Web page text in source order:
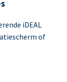
iDEAL
of